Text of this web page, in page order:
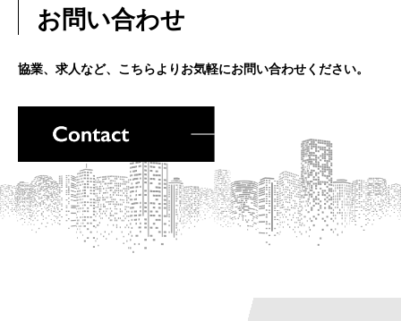
お問い合わせ
協業、求人など、こちらよりお気軽にお問い合わせください。